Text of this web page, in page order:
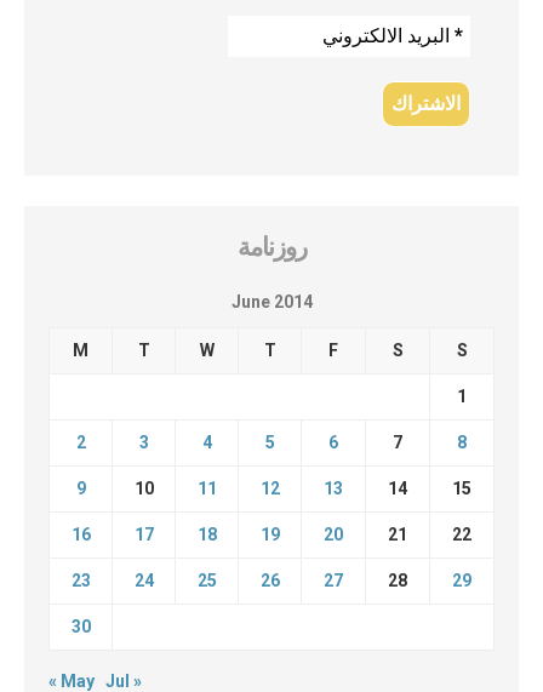
روزنامة
June 2014
M T W T F S S
1
2 3 4 5 6 7 8
9 10 11 12 13 14 15
16 17 18 19 20 21 22
23 24 25 26 27 28 29
30
« May Jul »